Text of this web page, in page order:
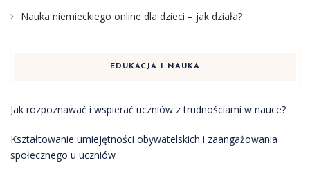
Nauka niemieckiego online dla dzieci – jak działa?
EDUKACJA I NAUKA
Jak rozpoznawać i wspierać uczniów z trudnościami w nauce?
Kształtowanie umiejętności obywatelskich i zaangażowania
społecznego u uczniów